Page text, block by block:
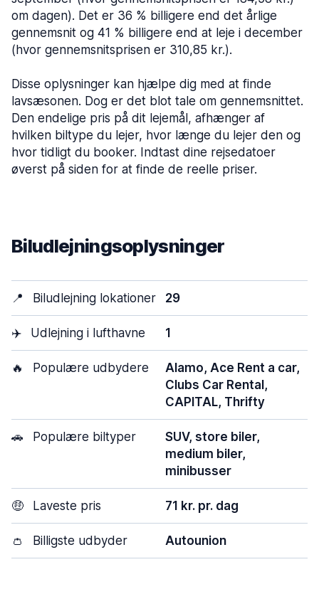
om dagen). Det er 36 % billigere end det årlige
gennemsnit og 41 % billigere end at leje i december
(hvor gennemsnitsprisen er 310,85 kr.).
Disse oplysninger kan hjælpe dig med at finde
lavsæsonen. Dog er det blot tale om gennemsnittet.
Den endelige pris på dit lejemål, afhænger af
hvilken biltype du lejer, hvor længe du lejer den og
hvor tidligt du booker. Indtast dine rejsedatoer
øverst på siden for at finde de reelle priser.
Biludlejningsoplysninger
📍 Biludlejning lokationer 29
✈️ Udlejning i lufthavne 1
🔥 Populære udbydere
Alamo, Ace Rent a car,
Clubs Car Rental,
CAPITAL, Thrifty
🚗 Populære biltyper
SUV, store biler,
medium biler,
minibusser
🤑 Laveste pris 71 kr. pr. dag
👛 Billigste udbyder Autounion